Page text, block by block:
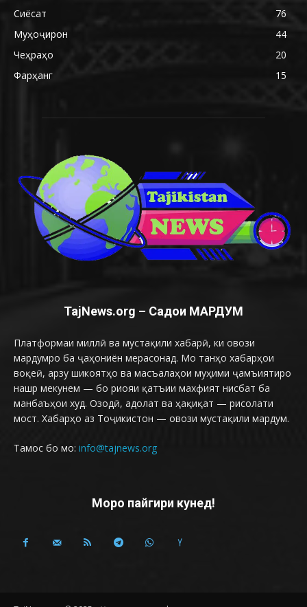
Сиёсат
76
Муҳоҷирон
44
Чеҳраҳо
20
Фарҳанг
15
TajNews.org – Садои МАРДУМ
Платформаи миллӣ ва мустақили хабарӣ, ки овози
мардумро ба ҷаҳониён мерасонад. Мо танҳо хабарҳои
воқеӣ, арзу шикоятҳо ва масъалаҳои муҳими ҷамъиятиро
нашр мекунем — бо риояи қатъии махфият нисбат ба
манбаъҳои худ. Озодӣ, адолат ва ҳақиқат — рисолати
мост. Хабарҳо аз Тоҷикистон — овози мустақили мардум.
Тамос бо мо: info@tajnews.org
Моро пайгири кунед!